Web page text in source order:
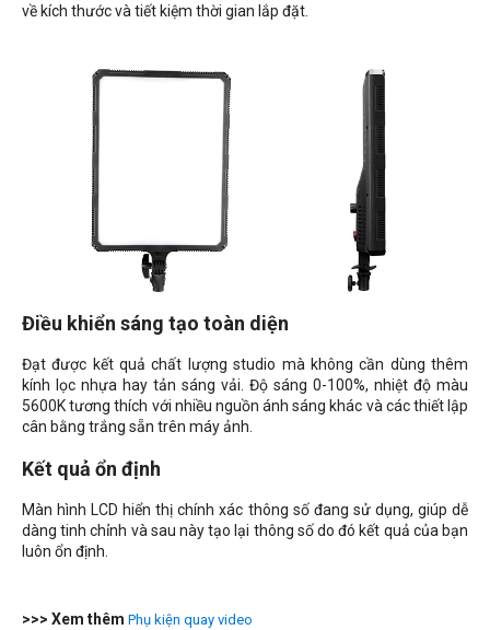
về kích thước và tiết kiệm thời gian lắp đặt.
Điều khiển sáng tạo toàn diện
Đạt được kết quả chất lượng studio mà không cần dùng thêm
kính lọc nhựa hay tản sáng vải. Độ sáng 0-100%, nhiệt độ màu
5600K tương thích với nhiều nguồn ánh sáng khác và các thiết lập
cân bằng trắng sẵn trên máy ảnh.
Kết quả ổn định
Màn hình LCD hiển thị chính xác thông số đang sử dụng, giúp dễ
dàng tinh chỉnh và sau này tạo lại thông số do đó kết quả của bạn
luôn ổn định.
>>> Xem thêm Phụ kiện quay video